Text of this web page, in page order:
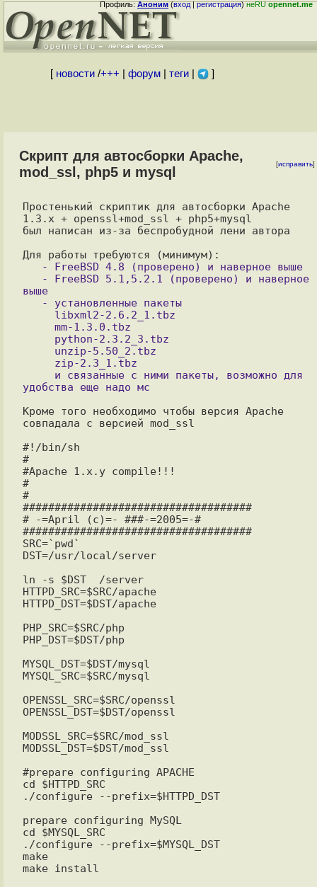
Профиль:Аноним(вход|регистрация)неRUopennet.me
[ новости/+++ форум| теги| ]
Скрипт для автосборки Apache,
mod_ssl, php5 и mysql
[исправить]
Простенький скриптик для автосборки Apache
1.3.x + openssl+mod_ssl + php5+mysql
был написан из-за беспробудной лени автора
выше
Кроме того необходимо чтобы версия Apache
совпадала с версией mod_ssl
#!/bin/sh
#
#Apache 1.x.y compile!!!
#
#
####################################
# -=April (c)=- ###-=2005=-#
####################################
SRC=`pwd`
DST=/usr/local/server
ln -s $DST  /server
HTTPD_SRC=$SRC/apache
HTTPD_DST=$DST/apache
PHP_SRC=$SRC/php
PHP_DST=$DST/php
MYSQL_DST=$DST/mysql
MYSQL_SRC=$SRC/mysql
OPENSSL_SRC=$SRC/openssl
OPENSSL_DST=$DST/openssl
MODSSL_SRC=$SRC/mod_ssl
MODSSL_DST=$DST/mod_ssl
#prepare configuring APACHE
cd $HTTPD_SRC
./configure --prefix=$HTTPD_DST
prepare configuring MySQL
cd $MYSQL_SRC
./configure --prefix=$MYSQL_DST
make
make install